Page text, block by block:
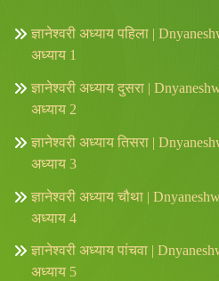
ज्ञानेश्वरी अध्याय पहिला |
अध्याय 1
ज्ञानेश्वरी अध्याय दुसरा |
अध्याय 2
ज्ञानेश्वरी अध्याय तिसरा |
अध्याय 3
ज्ञानेश्वरी अध्याय चौथा |
अध्याय 4
ज्ञानेश्वरी अध्याय पांचवा |
अध्याय 5